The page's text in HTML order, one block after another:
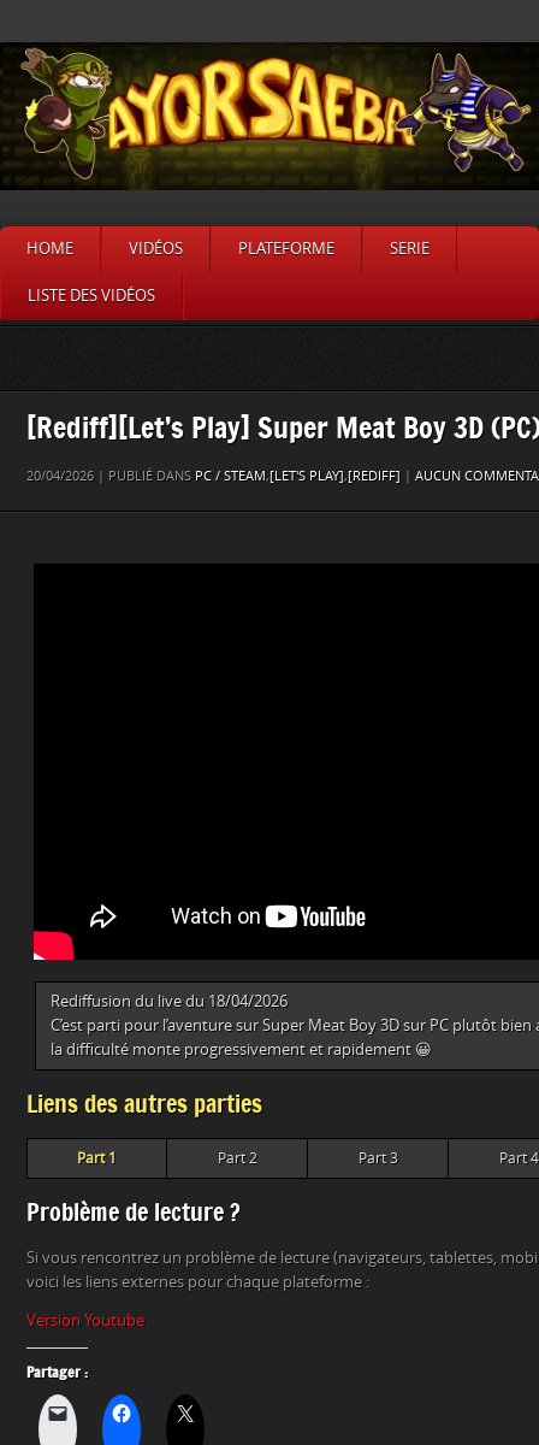
HOME VIDÉOS PLATEFORME SERIE
LISTE DES VIDÉOS
[Rediff][Let’s Play] Super Meat Boy 3D
20/04/2026 | PUBLIÉ DANS PC / STEAM,[LET'S PLAY],[REDIFF] AUCUN
Rediffusion du live du 18/04/2026
C’est parti pour l’aventure sur Super Meat Boy 3D sur PC plutôt
la difficulté monte progressivement et rapidement 😀
Liens des autres parties
Part 1 Part 2 Part 3 Part 4
Problème de lecture ?
Si vous rencontrez un problème de lecture (navigateurs, tablettes,
voici les liens externes pour chaque plateforme :
Version Youtube
Partager :